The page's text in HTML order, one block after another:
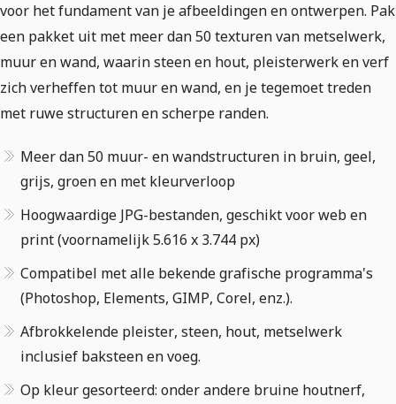
voor het fundament van je afbeeldingen en ontwerpen. Pak
een pakket uit met meer dan 50 texturen van metselwerk,
muur en wand, waarin steen en hout, pleisterwerk en verf
zich verheffen tot muur en wand, en je tegemoet treden
met ruwe structuren en scherpe randen.
Meer dan 50 muur- en wandstructuren in bruin, geel,
grijs, groen en met kleurverloop
Hoogwaardige JPG-bestanden, geschikt voor web en
print (voornamelijk 5.616 x 3.744 px)
Compatibel met alle bekende grafische programma's
(Photoshop, Elements, GIMP, Corel, enz.).
Afbrokkelende pleister, steen, hout, metselwerk
inclusief baksteen en voeg.
Op kleur gesorteerd: onder andere bruine houtnerf,